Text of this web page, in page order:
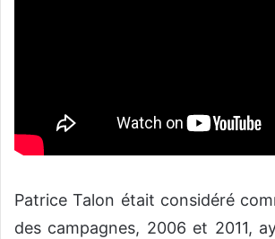
Patrice Talon était considéré
des campagnes, 2006 et 2011,